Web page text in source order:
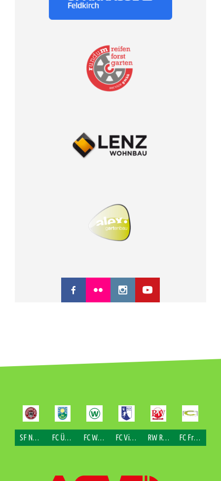
SF Nofels FC Übersaxen FC Weiler FC Viktorsberg RW Rankweil FC Fraxern